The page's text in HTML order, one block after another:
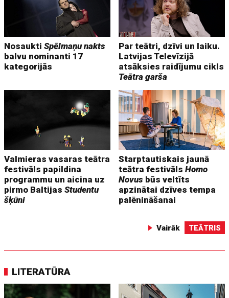
NosauktiSpēlmaņu nakts
balvu nominanti 17
kategorijās
Par teātri, dzīvi un laiku.
Latvijas Televīzijā
atsāksies raidījumu cikls
Teātra garša
Valmieras vasaras teātra
festivāls papildina
programmu un aicina uz
pirmo BaltijasStudentu
šķūni
Starptautiskais jaunā
teātra festivālsHomo
Novus būs veltīts
apzinātai dzīves tempa
palēnināšanai
Vairāk TEĀTRIS
LITERATŪRA